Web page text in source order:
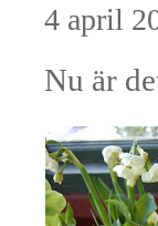
4 april
Nu är